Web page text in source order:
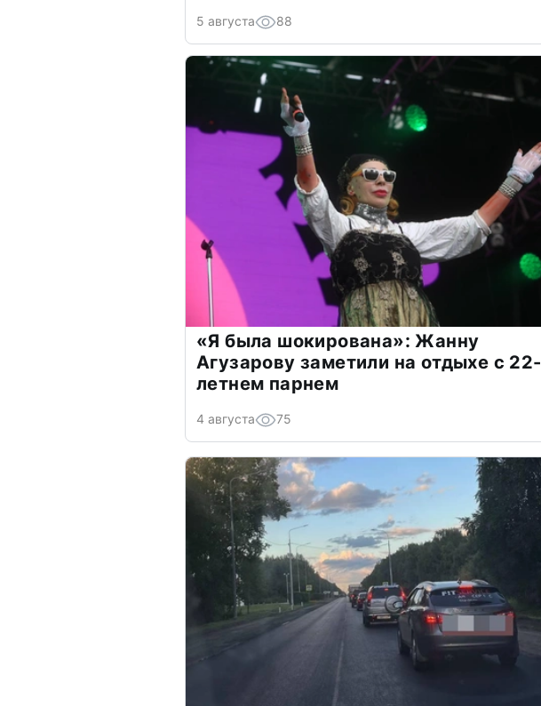
5 августа 88
«Я была шокирована»: Жанну
Агузарову заметили на отдыхе с 22-
летнем парнем
4 августа 75